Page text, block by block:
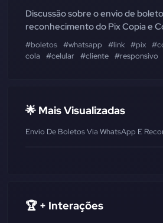
Discussão sobre o envio de
reconhecimento do Pix Copia e
#boletos #whatsapp #link #pix
cola
#celular #cliente #responsivo
🌟 Mais Visualizadas
Envio De Boletos Via WhatsApp E
🏆 + Interações